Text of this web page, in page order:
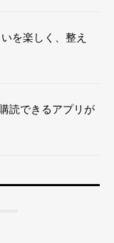
を楽しく、整え
読できるアプリが